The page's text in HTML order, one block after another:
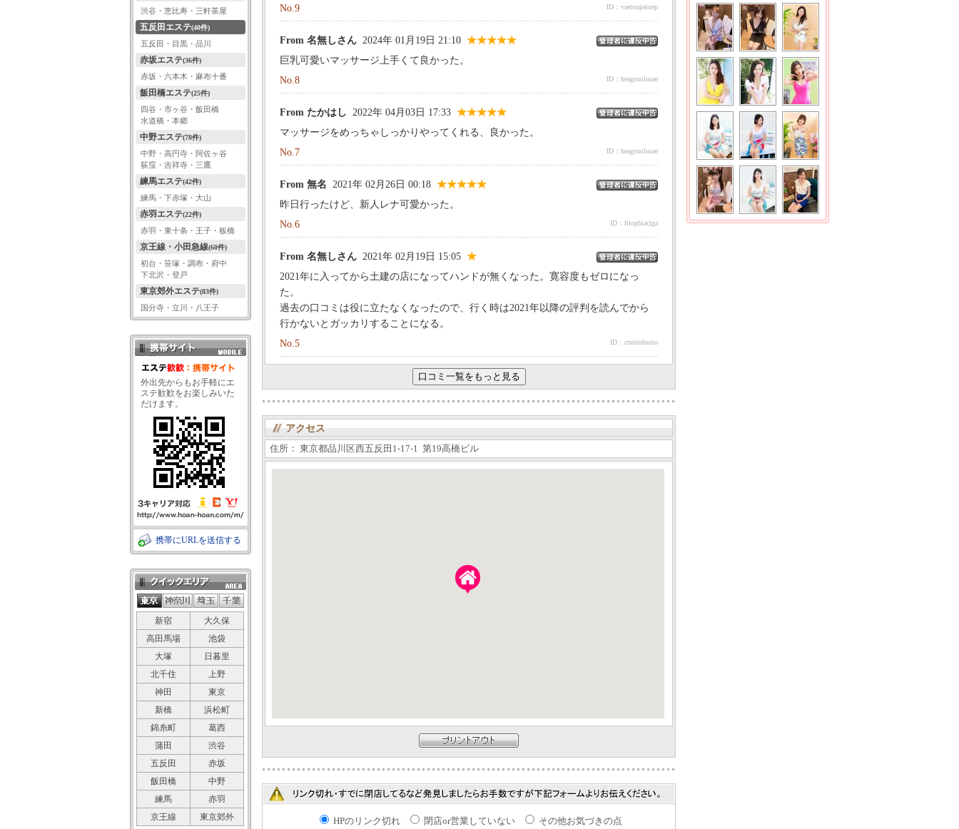
No.9
ID：vaetoupaiuep
From 名無しさん 2024年 01月19日 21:10 ★★★★★
巨乳可愛いマッサージ上手くて良かった。
No.8
ID：heagouslusae
From たかはし 2022年 04月03日 17:33 ★★★★★
マッサージをめっちゃしっかりやってくれる、良かった。
No.7
ID：heagouslusae
From 無名 2021年 02月26日 00:18 ★★★★★
昨日行ったけど、新人レナ可愛かった。
No.6
ID：friophiaciga
From 名無しさん 2021年 02月19日 15:05 ★
2021年に入ってから土建の店になってハンドが無くなった。寛容度もゼロになっ
た。
過去の口コミは役に立たなくなったので、行く時は2021年以降の評判を読んでから
行かないとガッカリすることになる。
No.5
ID：crutrioburio
アクセス
住所： 東京都品川区西五反田1-17-1 第19高橋ビル
HPのリンク切れ 閉店or営業していない その他お気づきの点
渋谷・恵比寿・三軒茶屋
五反田エステ(40件)
五反田・目黒・品川
赤坂エステ(36件)
赤坂・六本木・麻布十番
飯田橋エステ(25件)
四谷・市ヶ谷・飯田橋
水道橋・本郷
中野エステ(78件)
中野・高円寺・阿佐ヶ谷
荻窪・吉祥寺・三鷹
練馬エステ(42件)
練馬・下赤塚・大山
赤羽エステ(22件)
赤羽・東十条・王子・板橋
京王線・小田急線(60件)
初台・笹塚・調布・府中
下北沢・登戸
東京郊外エステ(83件)
国分寺・立川・八王子
携帯サイト QRコード
外出先からもお手軽にエ
ステ歓歓をお楽しみいた
だけます。
携帯にURLを送信する
クイックエリア
新宿
大久保
高田馬場
池袋
大塚
日暮里
北千住
上野
神田
東京
新橋
浜松町
錦糸町
葛西
蒲田
渋谷
五反田
赤坂
飯田橋
中野
練馬
赤羽
京王線
東京郊外